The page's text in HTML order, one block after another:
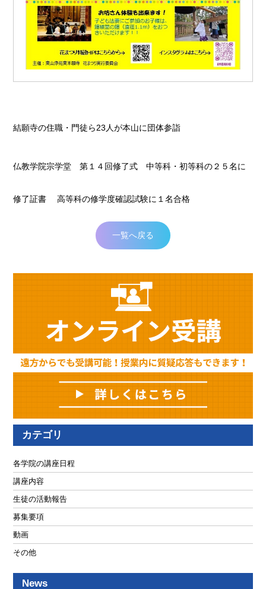
結願寺の住職・門徒ら23人が本山に団体参詣
仏教学院宗学堂 第１４回修了式 中等科・初等科の２５名に
修了証書 高等科の修学度確認試験に１名合格
一覧へ戻る
カテゴリ
各学院の講座日程
講座内容
生徒の活動報告
募集要項
動画
その他
News